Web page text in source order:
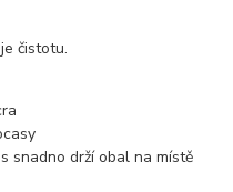
čistotu.
snadno drží obal na místě